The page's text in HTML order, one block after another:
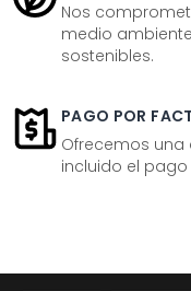
Nos
medio
sostenibles.
PAGO POR
Ofrecemos
incluido el